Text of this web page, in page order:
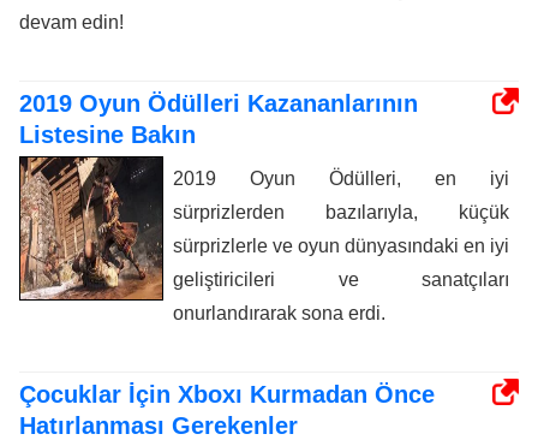
devam edin!
2019 Oyun Ödülleri Kazananlarının
Listesine Bakın
2019 Oyun Ödülleri, en iyi
sürprizlerden bazılarıyla, küçük
sürprizlerle ve oyun dünyasındaki en iyi
geliştiricileri ve sanatçıları
onurlandırarak sona erdi.
Çocuklar İçin Xboxı Kurmadan Önce
Hatırlanması Gerekenler